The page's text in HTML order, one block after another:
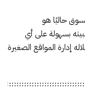
حاليًا هو
100% ويمكن تثبيته بسهولة على أي
إدارة المواقع الصغيرة